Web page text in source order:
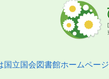
国立国会図書館ホームページ